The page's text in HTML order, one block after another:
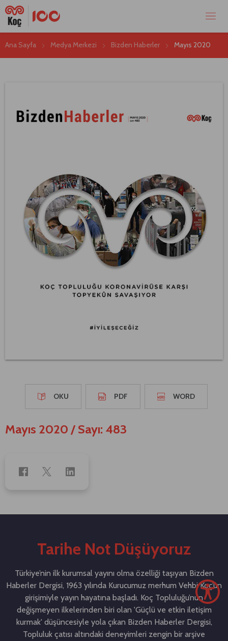
Ana Sayfa Medya Merkezi Bizden Haberler Mayıs 2020
OKU PDF WORD
Mayıs 2020 / Sayı: 483
Tarihe Not Düşüyoruz
Türkiye’nin ilk kurumsal yayını olma özelliği taşıyan Bizden
Haberler Dergisi, 1963 yılında Kurucumuz merhum Vehbi Koç’un
girişimiyle yayın hayatına başladı. Koç Topluluğu’nun
değişmeyen ilkelerinden biri olan 'Güçlü ve etkin iletişim
kurmak' düşüncesiyle yola çıkan Bizden Haberler Dergisi,
Topluluk çatısı altındaki deneyimleri zengin bir arşive